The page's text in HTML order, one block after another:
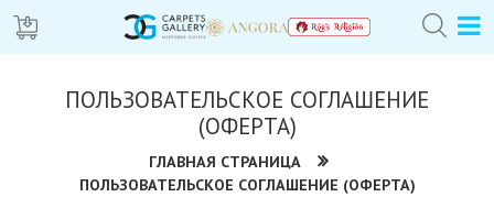
ПОЛЬЗОВАТЕЛЬСКОЕ СОГЛАШЕНИЕ
(ОФЕРТА)
ГЛАВНАЯ СТРАНИЦА
ПОЛЬЗОВАТЕЛЬСКОЕ СОГЛАШЕНИЕ (ОФЕРТА)